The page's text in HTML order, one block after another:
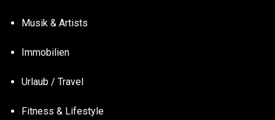
Musik & Artists
Immobilien
Urlaub / Travel
Fitness & Lifestyle